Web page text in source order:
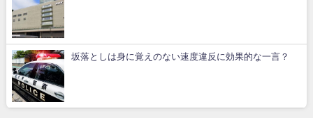
坂落としは身に覚えのない速度違反に効果的な一言？